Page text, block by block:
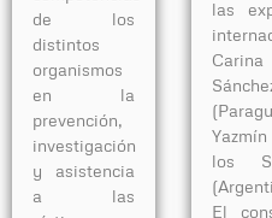
de los
distintos
organismos
en la
prevención,
investigación
y asistencia
a las
las
Carina
los
El